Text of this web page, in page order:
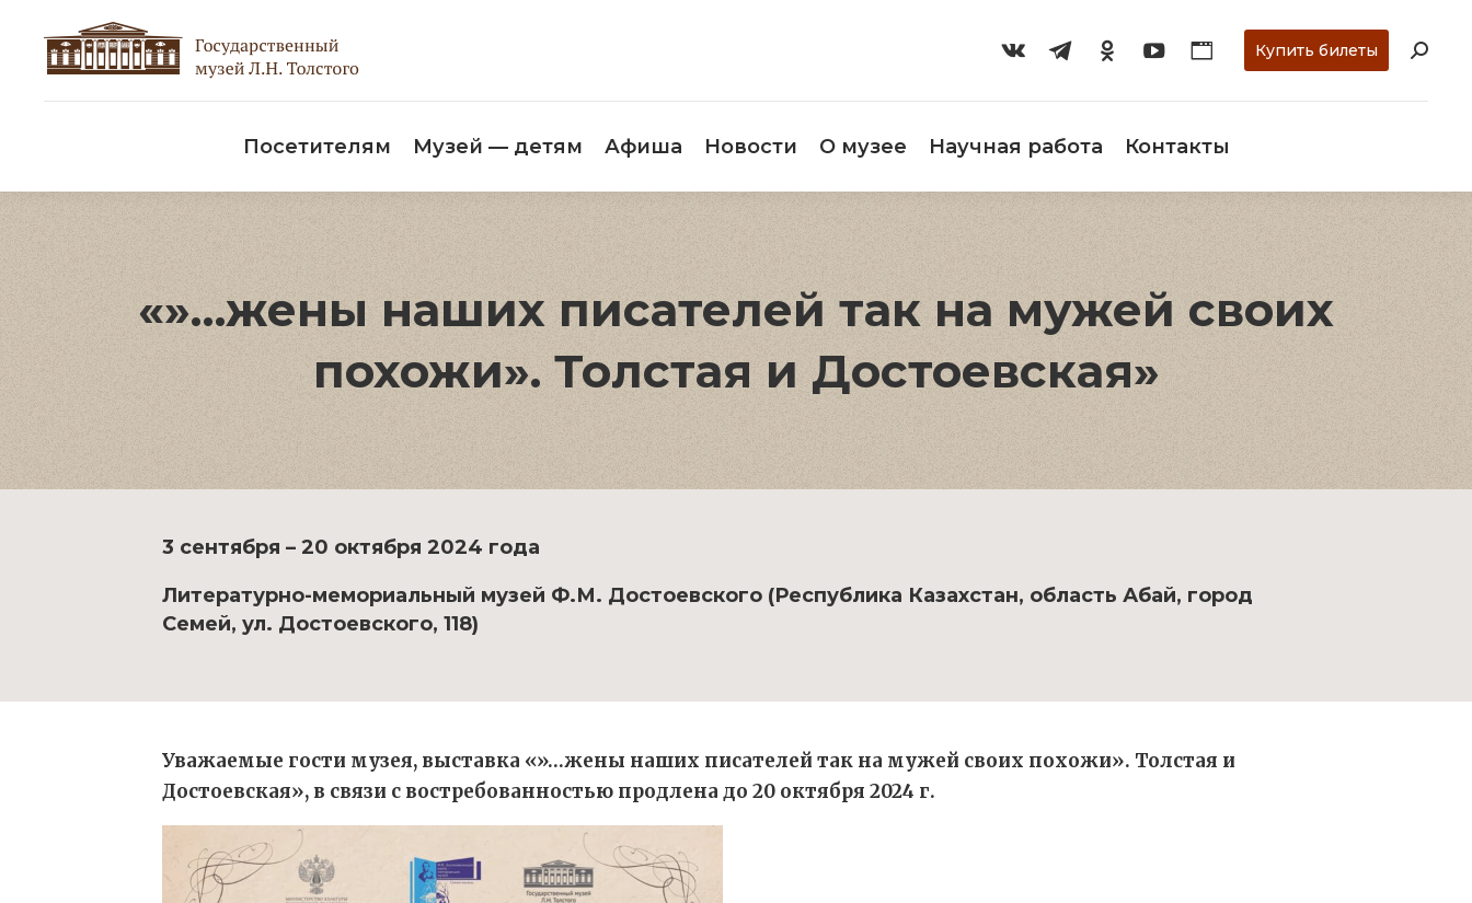
Купить билеты
Посетителям Музей — детям Афиша Новости О музее Научная работа Контакты
«»…жены наших писателей так на мужей своих
похожи». Толстая и Достоевская»
3 сентября – 20 октября 2024 года
Литературно-мемориальный музей Ф.М. Достоевского (Республика Казахстан, область Абай, город
Семей, ул. Достоевского, 118)
Уважаемые гости музея, выставка «»…жены наших писателей так на мужей своих похожи». Толстая и
Достоевская», в связи с востребованностью продлена до 20 октября 2024 г.
О музее Научная работа Контакты